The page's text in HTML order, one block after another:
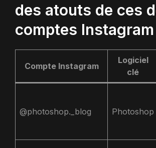
des atouts de ces
comptes Instagram
Compte Instagram
Logiciel
clé
@photoshop._blog Photoshop